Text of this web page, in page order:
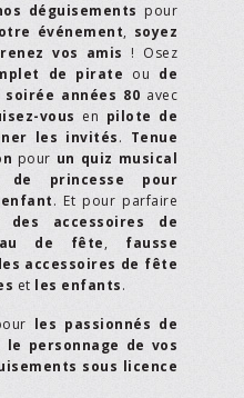
déguisements pour
événement, soyez
vos amis ! Osez
de pirate ou de
années 80 avec
vous en pilote de
les invités. Tenue
pour un quiz musical
de princesse pour
. Et pour parfaire
des accessoires de
de fête, fausse
accessoires de fête
et les enfants.
les passionnés de
le personnage de vos
sous licence